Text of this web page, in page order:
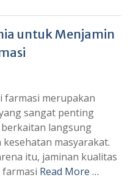
untuk Menjamin
farmasi merupakan
sangat penting
langsung
kesehatan masyarakat.
itu, jaminan kualitas
Read More …